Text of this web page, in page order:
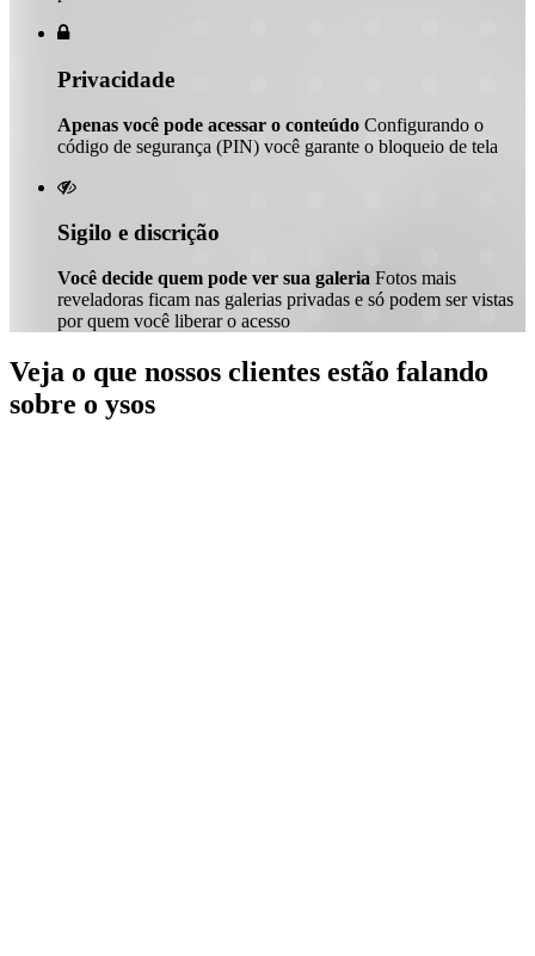

Privacidade
Apenas você pode acessar o conteúdo Configurando o
código de segurança (PIN) você garante o bloqueio de tela

Sigilo e discrição
Você decide quem pode ver sua galeria Fotos mais
reveladoras ficam nas galerias privadas e só podem ser vistas
por quem você liberar o acesso
Veja o que nossos clientes estão falando
sobre o ysos